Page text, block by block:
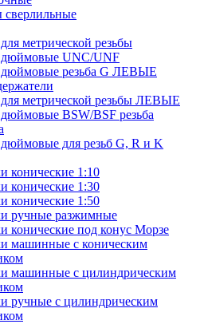
метрической резьбы
UNC/UNF
резьба G ЛЕВЫЕ
метрической резьбы ЛЕВЫЕ
BSW/BSF резьба
для резьб G, R и K
конические 1:10
конические 1:30
конические 1:50
ручные разжимные
конические под конус Морзе
машинные с коническим
машинные с цилиндрическим
ручные с цилиндрическим